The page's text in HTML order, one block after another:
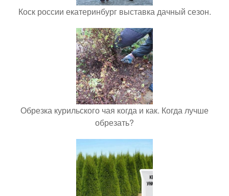
Коск россии екатеринбург выставка дачный сезон.
Обрезка курильского чая когда и как. Когда лучше
обрезать?